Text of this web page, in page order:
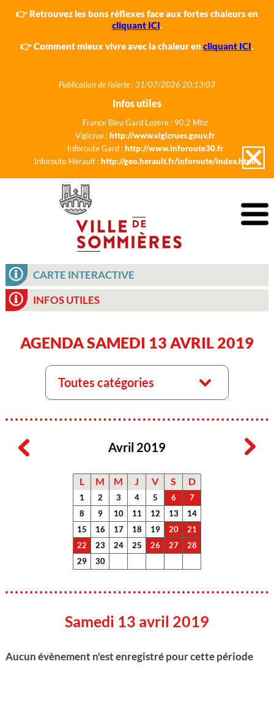
👉 Retrouvez les bons réflexes face aux fortes chaleurs en
cliquant ICI.
👉 Comment mieux vivre avec la chaleur en cliquant ICI.
Publication de l'alerte : 31/07/2026 20:13:03
Infos utiles
France Bleu Gard Lozère : 90.2 Mhz
Vigicrue :http://www.vigicrues.gouv.fr
Inforoute Gard :http://www.inforoute30.fr
Inforoute Hérault :http://geo.herault.fr/inforoute/index.html
CARTE INTERACTIVE
INFOS UTILES
AGENDA SAMEDI 13 AVRIL 2019
Toutes catégories
Avril 2019
L M M J V S D
1 2 3 4 5 6
7
8
9 10 11 12 13
14
15
16 17 18 19 20
21
22
23 24 25 26 27
28
29
30
Samedi 13 avril 2019
Aucun évènement n'est enregistré pour cette période